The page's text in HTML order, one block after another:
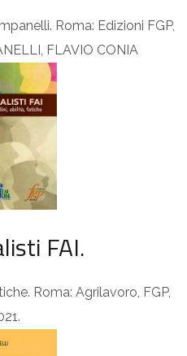
Roma: Edizioni FGP,
FLAVIO CONIA
FAI.
Roma: Agrilavoro, FGP,